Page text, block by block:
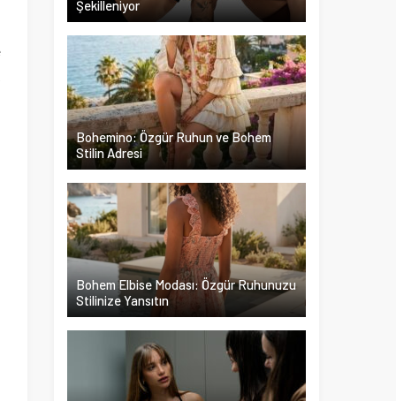
Şekilleniyor
Bohemino: Özgür Ruhun ve Bohem
Stilin Adresi
Bohem Elbise Modası: Özgür Ruhunuzu
Stilinize Yansıtın